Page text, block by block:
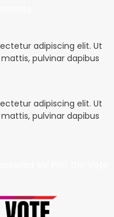
adipiscing elit. Ut
pulvinar dapibus
adipiscing elit. Ut
pulvinar dapibus